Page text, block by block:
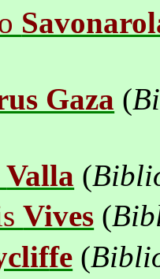
Gaza (
Valla (
Vives (
fe (